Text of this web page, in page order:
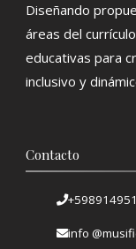
Diseñando
áreas del
educativas para
inclusivo y
Contacto
info